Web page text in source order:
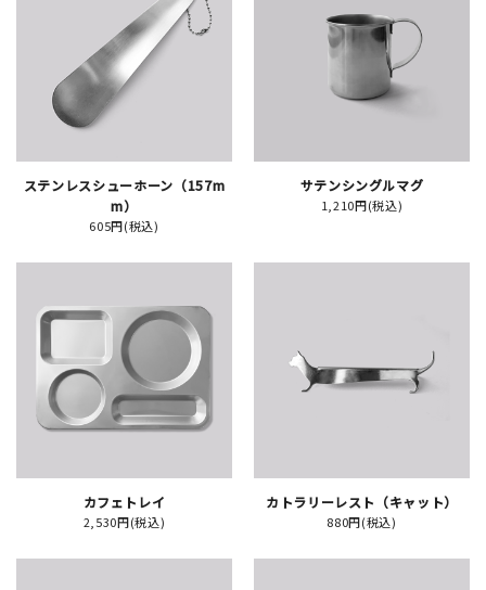
シルクスクリーン
無地素材
はんこ
JAMグッズ
台湾グッズ
ステンレスシューホーン（157m
m）
605円(税込)
サテンシングルマグ
1,210円(税込)
カフェトレイ
2,530円(税込)
カトラリーレスト（キャット）
880円(税込)